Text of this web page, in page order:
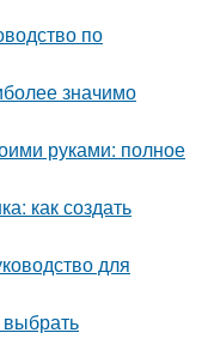
по
значимо
руками: полное
как создать
для
выбрать